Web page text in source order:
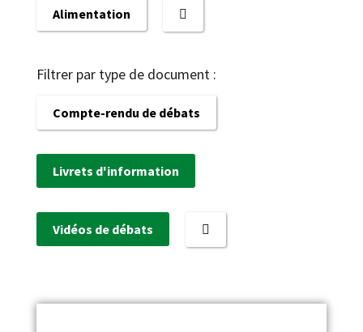
Alimentation
Filtrer par type de document :
Compte-rendu de débats
Livrets d'information
Vidéos de débats